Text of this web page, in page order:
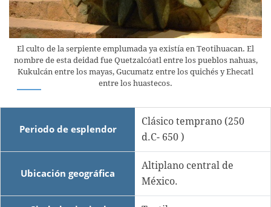
El culto de la serpiente emplumada ya existía en Teotihuacan. El
nombre de esta deidad fue Quetzalcóatl entre los pueblos nahuas,
Kukulcán entre los mayas, Gucumatz entre los quichés y Ehecatl
entre los huastecos.
Periodo de esplendor
Clásico temprano (250
d.C- 650 )
Ubicación geográfica
Altiplano central de
México.